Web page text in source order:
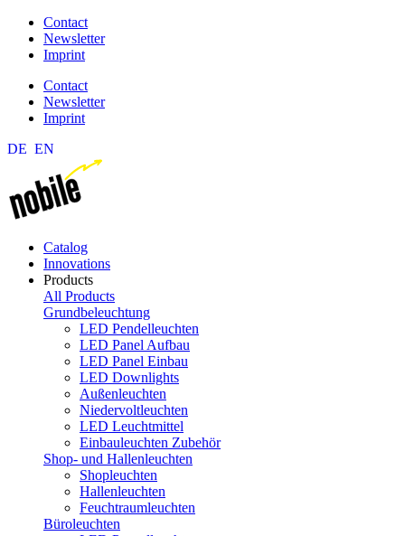
Contact
Newsletter
Imprint
Contact
Newsletter
Imprint
DE EN
Catalog
Innovations
Products
All Products
Grundbeleuchtung
LED Pendelleuchten
LED Panel Aufbau
LED Panel Einbau
LED Downlights
Außenleuchten
Niedervoltleuchten
LED Leuchtmittel
Einbauleuchten Zubehör
Shop- und Hallenleuchten
Shopleuchten
Hallenleuchten
Feuchtraumleuchten
Büroleuchten